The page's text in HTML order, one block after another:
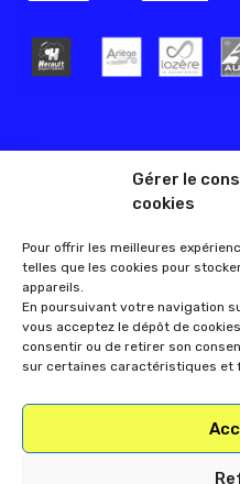
Gérer le
cookies
Pour offrir les meilleures
telles que les cookies pour
appareils.
En poursuivant votre navigation
vous acceptez le dépôt de
consentir ou de retirer son
sur certaines caractéristiques et